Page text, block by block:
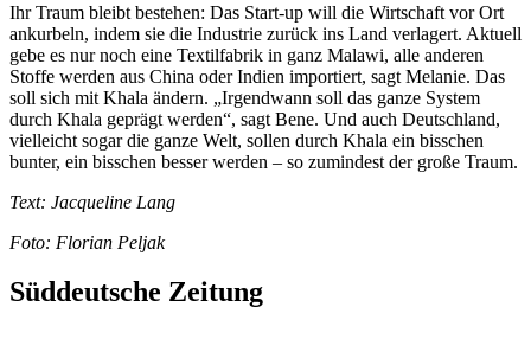
Ihr Traum bleibt bestehen: Das Start-up will die Wirtschaft vor Ort
ankurbeln, indem sie die Industrie zurück ins Land verlagert. Aktuell
gebe es nur noch eine Textilfabrik in ganz Malawi, alle anderen
Stoffe werden aus China oder Indien importiert, sagt Melanie. Das
soll sich mit Khala ändern. „Irgendwann soll das ganze System
durch Khala geprägt werden“, sagt Bene. Und auch Deutschland,
vielleicht sogar die ganze Welt, sollen durch Khala ein bisschen
bunter, ein bisschen besser werden – so zumindest der große Traum.
Text: Jacqueline Lang
Foto: Florian Peljak
Süddeutsche Zeitung